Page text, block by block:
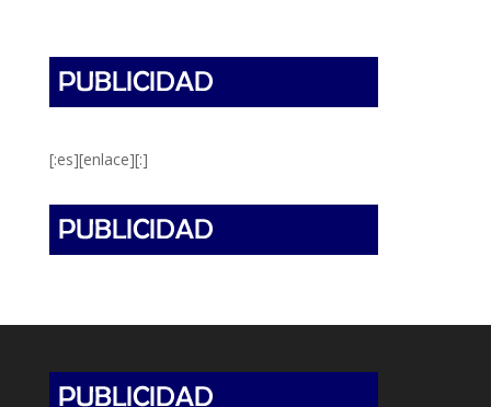
[:es][enlace][:]